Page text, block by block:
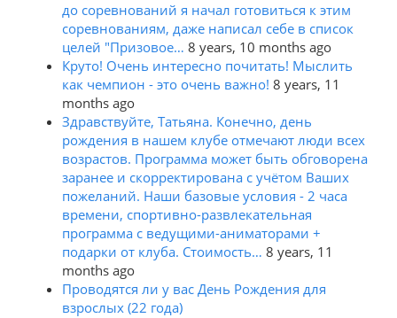
до соревнований я начал готовиться к этим
соревнованиям, даже написал себе в список
целей "Призовое… 8 years, 10 months ago
Круто! Очень интересно почитать! Мыслить
как чемпион - это очень важно! 8 years, 11
months ago
Здравствуйте, Татьяна. Конечно, день
рождения в нашем клубе отмечают люди всех
возрастов. Программа может быть обговорена
заранее и скорректирована с учётом Ваших
пожеланий. Наши базовые условия - 2 часа
времени, спортивно-развлекательная
программа с ведущими-аниматорами +
подарки от клуба. Стоимость… 8 years, 11
months ago
Проводятся ли у вас День Рождения для
взрослых (22 года)